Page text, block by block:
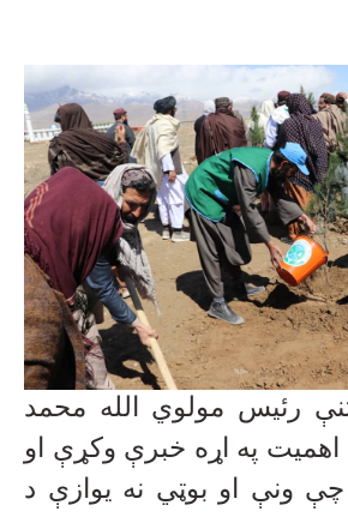
رئیس مولوي الله محمد
د اهمیت په اړه خبرې وکړې او
ونې او بوټي نه یوازې د